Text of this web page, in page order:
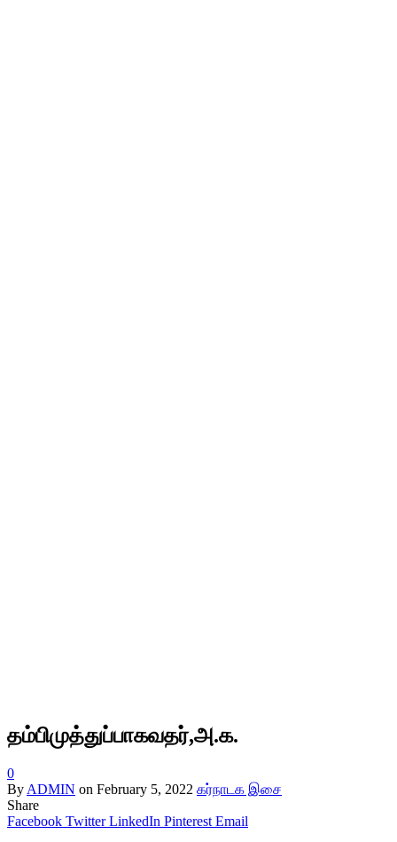
தம்பிமுத்துப்பாகவதர்,அ.க.
0
By ADMIN on February 5, 2022 கர்நாடக இசை
Share
Facebook Twitter LinkedIn Pinterest Email